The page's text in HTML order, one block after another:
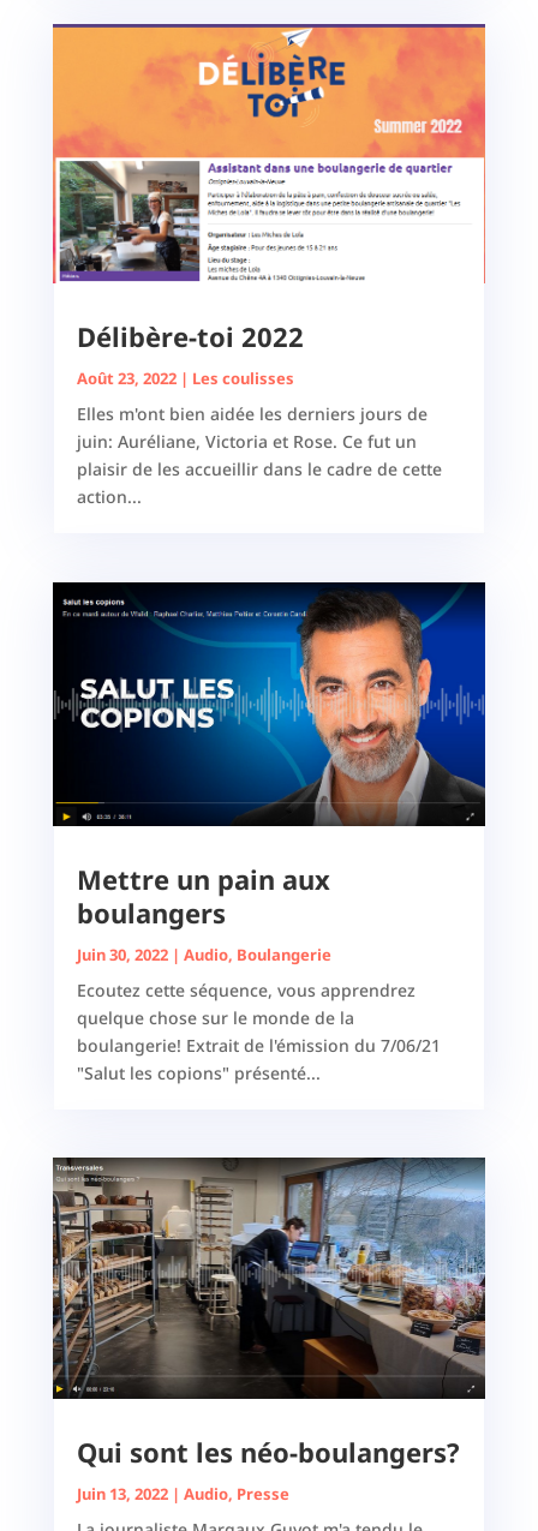
Délibère-toi 2022
Août 23, 2022| Les coulisses
Elles m'ont bien aidée les derniers jours de
juin: Auréliane, Victoria et Rose. Ce fut un
plaisir de les accueillir dans le cadre de cette
action...
Mettre un pain aux
boulangers
Juin 30, 2022| Audio, Boulangerie
Ecoutez cette séquence, vous apprendrez
quelque chose sur le monde de la
boulangerie! Extrait de l'émission du 7/06/21
"Salut les copions" présenté...
Qui sont les néo-boulangers?
Juin 13, 2022| Audio, Presse